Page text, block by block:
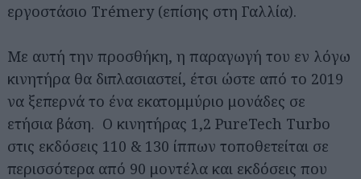
εργοστάσιο Trémery (επίσης στη Γαλλία).
Με αυτή την προσθήκη, η παραγωγή του εν λόγω
κινητήρα θα διπλασιαστεί, έτσι ώστε από το 2019
να ξεπερνά το ένα εκατομμύριο μονάδες σε
ετήσια βάση. Ο κινητήρας 1,2 PureTech Turbo
στις εκδόσεις 110 & 130 ίππων τοποθετείται σε
περισσότερα από 90 μοντέλα και εκδόσεις που